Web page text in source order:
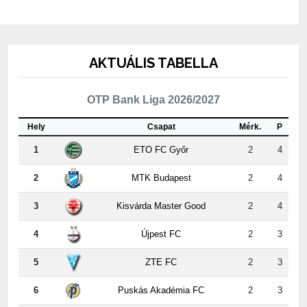
AKTUÁLIS TABELLA
OTP Bank Liga 2026/2027
Hely Csapat Mérk. P
1 ETO FC Győr 2 4
2 MTK Budapest 2 4
3 Kisvárda Master Good 2 4
4 Újpest FC 2 3
5 ZTE FC 2 3
6 Puskás Akadémia FC 2 3